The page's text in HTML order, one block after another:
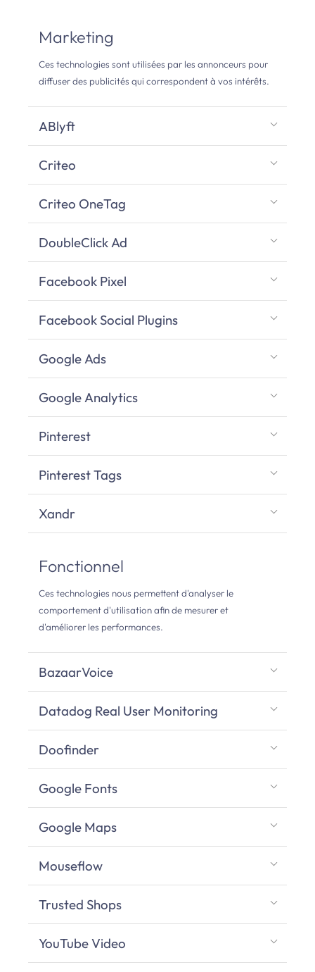
Marketing
Ces technologies sont utilisées par les annonceurs pour
diffuser des publicités qui correspondent à vos intérêts.
ABlyft
Criteo
Criteo OneTag
DoubleClick Ad
Facebook Pixel
Facebook Social Plugins
Google Ads
Google Analytics
Pinterest
Pinterest Tags
Xandr
Fonctionnel
Ces technologies nous permettent d'analyser le
comportement d'utilisation afin de mesurer et
d'améliorer les performances.
BazaarVoice
Datadog Real User Monitoring
Doofinder
Google Fonts
Google Maps
Mouseflow
Trusted Shops
YouTube Video